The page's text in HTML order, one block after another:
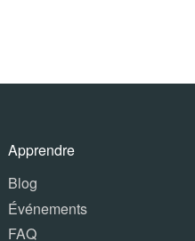
Apprendre
Blog
Événements
FAQ